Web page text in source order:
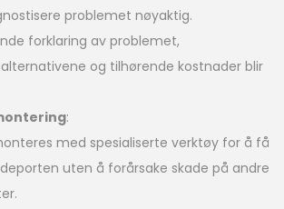
problemet nøyaktig.
forklaring av problemet,
og tilhørende kostnader blir
:
med spesialiserte verktøy for å få
uten å forårsake skade på andre